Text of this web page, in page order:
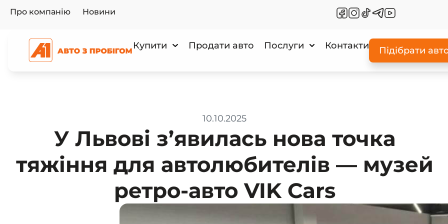
Про компанію Новини
Купити Продати авто Послуги Контакти Підібрати
10.10.2025
У Львові з’явилась нова точка
тяжіння для автолюбителів — музей
ретро-авто VIK Cars